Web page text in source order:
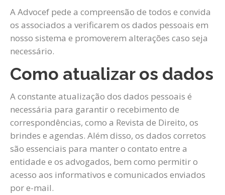
A Advocef pede a compreensão de todos e convida
os associados a verificarem os dados pessoais em
nosso sistema e promoverem alterações caso seja
necessário.
Como atualizar os dados
A constante atualização dos dados pessoais é
necessária para garantir o recebimento de
correspondências, como a Revista de Direito, os
brindes e agendas. Além disso, os dados corretos
são essenciais para manter o contato entre a
entidade e os advogados, bem como permitir o
acesso aos informativos e comunicados enviados
por e-mail.